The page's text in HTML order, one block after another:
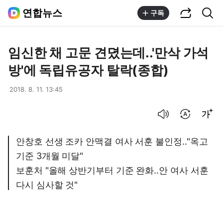
연합뉴스 구독
임신한 채 고문 견뎠는데..'만삭 가석
방'에 독립유공자 탈락(종합)
2018. 8. 11. 13:45
안창호 선생 조카 안맥결 여사 서훈 불인정.."옥고
기준 3개월 미달"
보훈처 "올해 상반기부터 기준 완화..안 여사 서훈
다시 심사할 것"